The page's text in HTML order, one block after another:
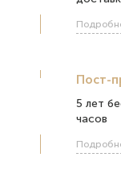
Пост-
5 лет
часов